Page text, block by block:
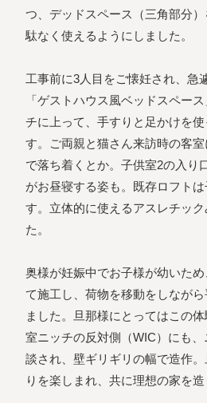
つ、デッドスペース（三角部分
駄なく使えるようにしました。
工事前に3人目をご懐妊され、急
「ゲストハウス風ベッドスペー
チに上って、手すりと足かけを
す。ご両親と猫さん来訪時の客
で落ち着くとか。子供室2の入り
がお昼寝する姿も。既存ロフト
す。立体的に使えるアスレチッ
た。
奥様が妊娠中でお子様が幼いた
て施工し、荷物を移動をしなが
ました。旦那様にとってはこの
室ニッチの反対側（WIC）にも
談され、壁ギリギリの幅で造作
りを楽しまれ、共に理想の家を造